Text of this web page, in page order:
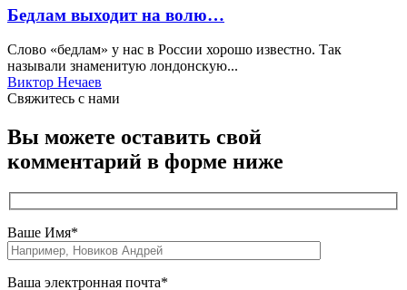
Бедлам выходит на волю…
Слово «бедлам» у нас в России хорошо известно. Так
называли знаменитую лондонскую...
Виктор Нечаев
Свяжитесь c нами
Вы можете оставить свой
комментарий в форме ниже
Ваше Имя*
Ваша электронная почта*